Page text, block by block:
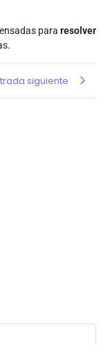
para resolver
siguiente